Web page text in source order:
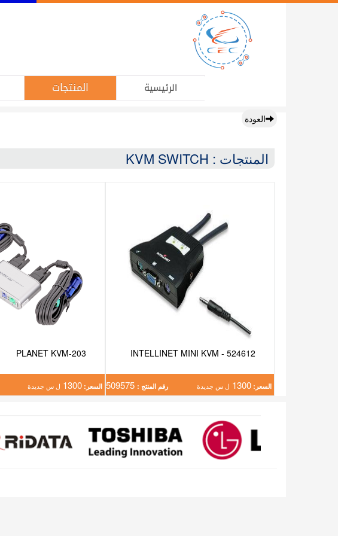
الرئيسية المنتجات
العودة
المنتجات : KVM SWITCH
INTELLINET MINI KVM - 524612
السعر: 1300 ل س جديدة رقم المنتج :
PLANET KVM-203
السعر: 1300 ل س جديدة